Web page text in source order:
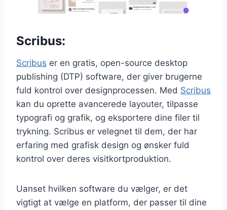
Scribus:
Scribus er en gratis, open-source desktop
publishing (DTP) software, der giver brugerne
fuld kontrol over designprocessen. Med Scribus
kan du oprette avancerede layouter, tilpasse
typografi og grafik, og eksportere dine filer til
trykning. Scribus er velegnet til dem, der har
erfaring med grafisk design og ønsker fuld
kontrol over deres visitkortproduktion.
Uanset hvilken software du vælger, er det
vigtigt at vælge en platform, der passer til dine